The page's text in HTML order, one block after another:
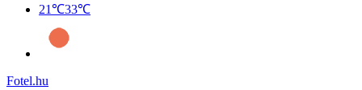
21℃33℃
Fotel.hu